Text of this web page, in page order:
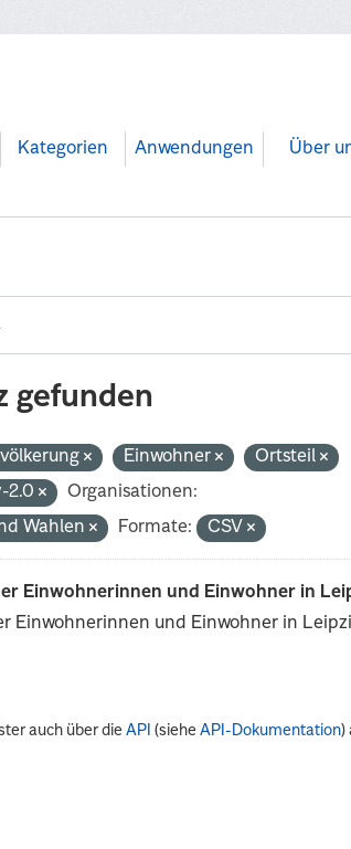
Kategorien Anwendungen Über
gefunden
Einwohner
Ortsteil
2.0
Organisationen:
Wahlen
Formate: CSV
Einwohnerinnen und Einwohner in
Einwohnerinnen und Einwohner in
auch über dieAPI (sieheAPI-Dokumentation)